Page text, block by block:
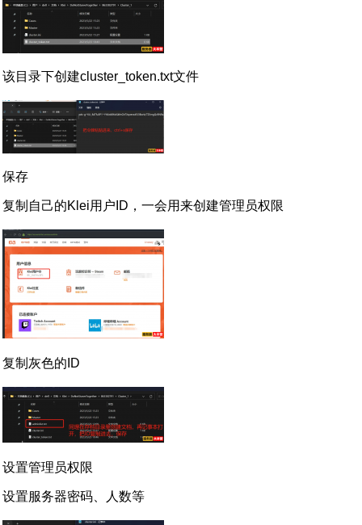
该目录下创建cluster_token.txt文件
保存
复制自己的Klei用户ID，一会用来创建管理员权限
复制灰色的ID
设置管理员权限
设置服务器密码、人数等